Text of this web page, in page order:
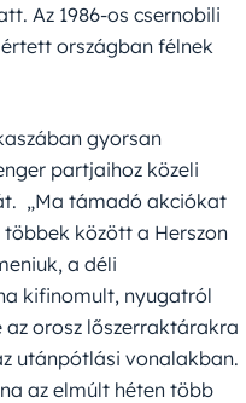
Az 1986-os csernobili
országban félnek
gyorsan
partjaihoz közeli
„Ma támadó akciókat
között a Herszon
a déli
kifinomult, nyugatról
orosz lőszerraktárakra
utánpótlási vonalakban.
az elmúlt héten több